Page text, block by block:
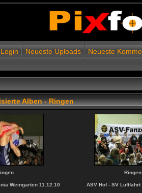
Login Neueste Uploads Neueste
Alben - Ringen
Weingarten 11.12.10
Ringen
ASV Hof - SV